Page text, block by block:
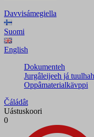
Davvisámegiella
Suomi
English
Dokumenteh
Jurgâleijeeh já tuulhah
Oppâmaterialkävppi
Čáládât
Uástuskoori
0